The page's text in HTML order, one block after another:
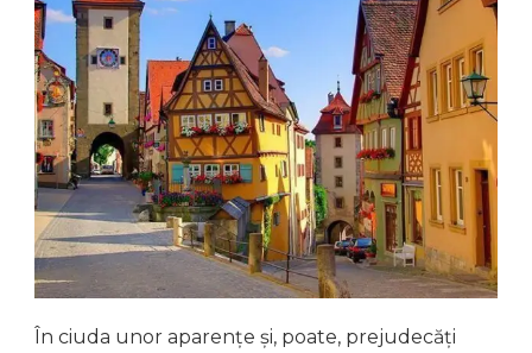
În ciuda unor aparențe și, poate, prejudecăți